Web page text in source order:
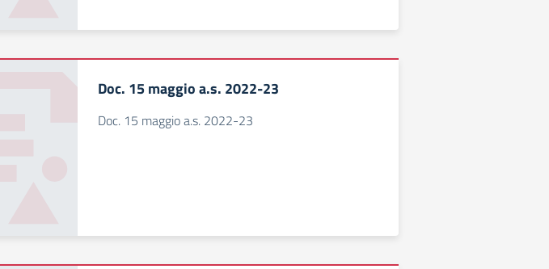
Doc. 15 maggio a.s. 2022-23
Doc. 15 maggio a.s. 2022-23